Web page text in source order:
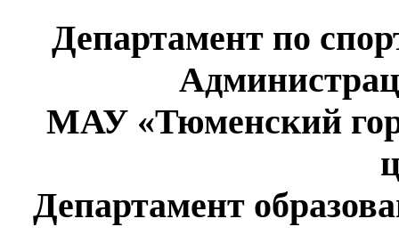
Департамент по
МАУ «Тюменский
Департамент